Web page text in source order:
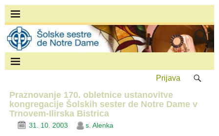
Prijava
Praznovanje 170. obletnice ustanovitve
kongregacije Šolskih sester de Notre Dame v
Trnovem-Ilirska Bistrica
31. 10. 2003
s. Alenka